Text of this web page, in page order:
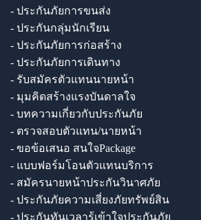
- ประกันภัยการขนส่ง
- ประกันกลุ่มนักเรียน
- ประกันภัยการก่อสร้าง
- ประกันภัยการเดินทาง
- รับสมัครตัวแทนนายหน้า
- มุมคิดสร้างแรงบันดาลใจ
- บทความเกี่ยวกับประกันภัย
- ตรวจสอบตัวแทน/นายหน้า
- ขอข้อเสนอ สนใจPackage
- แบบฟอร์มโอนตัวแทนบริการ
- สมัครนายหน้าประกันวินาศภัย
- ประกันภัยความเสี่ยงภัยทรัพย์สิน
- ประกันทันเวลารู้เข้าใจประกันภัย